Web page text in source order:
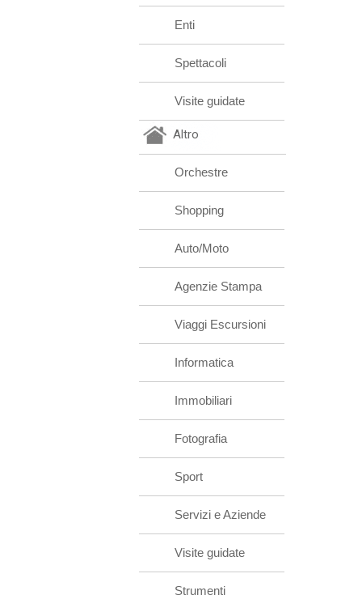
Enti
Spettacoli
Visite guidate
Altro
Orchestre
Shopping
Auto/Moto
Agenzie Stampa
Viaggi Escursioni
Informatica
Immobiliari
Fotografia
Sport
Servizi e Aziende
Visite guidate
Strumenti